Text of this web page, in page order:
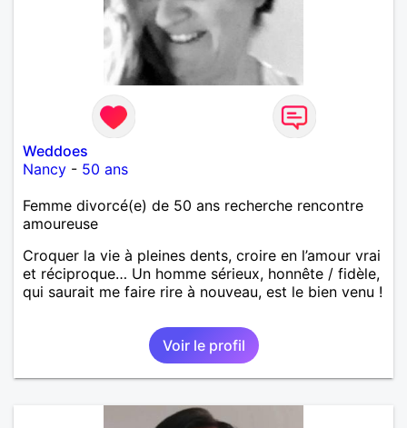
Weddoes
Nancy - 50 ans
Femme divorcé(e) de 50 ans recherche rencontre
amoureuse
Croquer la vie à pleines dents, croire en l’amour vrai
et réciproque… Un homme sérieux, honnête / fidèle,
qui saurait me faire rire à nouveau, est le bien venu !
Voir le profil